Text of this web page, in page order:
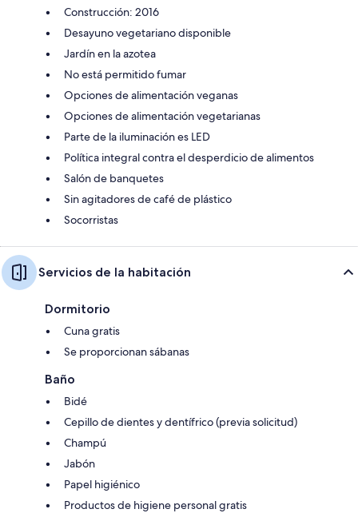
Construcción: 2016
Desayuno vegetariano disponible
Jardín en la azotea
No está permitido fumar
Opciones de alimentación veganas
Opciones de alimentación vegetarianas
Parte de la iluminación es LED
Política integral contra el desperdicio de alimentos
Salón de banquetes
Sin agitadores de café de plástico
Socorristas
Servicios de la habitación
Dormitorio
Cuna gratis
Se proporcionan sábanas
Baño
Bidé
Cepillo de dientes y dentífrico (previa solicitud)
Champú
Jabón
Papel higiénico
Productos de higiene personal gratis